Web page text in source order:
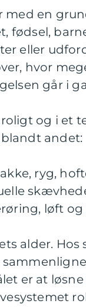
en
fødsel,
eller
hvor
går i
og i et
andet:
ryg,
løft
alder.
er at